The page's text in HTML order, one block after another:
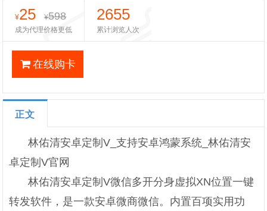
¥25 ¥598
成为代理价格更低
2655
累计浏览人次
在线购卡
正文
林佑清安卓定制V_支持安卓鸿蒙系统_林佑清安
卓定制V官网
林佑清安卓定制V微信多开分身虚拟XN位置一键
转发软件，是一款安卓微商微信。内置百项实用功